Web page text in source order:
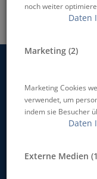
Flagship Store,
Coppistraße 11
Telefon: 030 - 425
noch weiter
Daten
Marketing (2)
Marketing Cookies
verwendet, um
indem sie Besucher
Daten
Externe Medien